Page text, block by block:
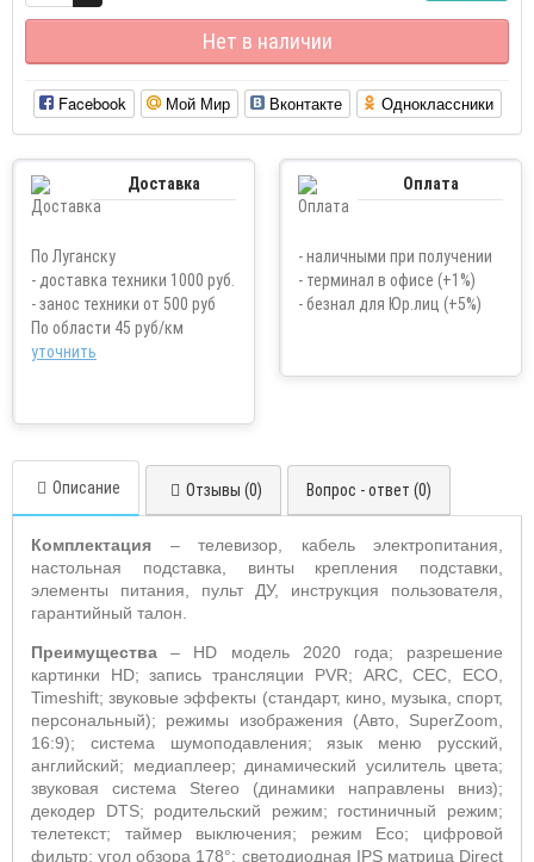
Нет в наличии
Facebook Мой Мир Вконтакте Одноклассники
Доставка
По Луганску
- доставка техники 1000 руб.
- занос техники от 500 руб
По области 45 руб/км
уточнить
Оплата
- наличными при получении
- терминал в офисе (+1%)
- безнал для Юр.лиц (+5%)
Описание Отзывы (0) Вопрос - ответ (0)
Комплектация – телевизор, кабель электропитания,
настольная подставка, винты крепления подставки,
элементы питания, пульт ДУ, инструкция пользователя,
гарантийный талон.
Преимущества– HD модель 2020 года; разрешение
картинки HD;запись трансляции PVR; ARC,CEC, ECO,
Timeshift; звуковые эффекты (стандарт, кино, музыка, спорт,
персональный); режимы изображения (Авто, SuperZoom,
16:9); система шумоподавления; язык меню русский,
английский; медиаплеер; динамический усилитель цвета;
звуковая система Stereo (динамики направлены вниз);
декодер DTS; родительский режим; гостиничный режим;
телетекст; таймер выключения; режим Eco; цифровой
фильтр; угол обзора 178°; светодиодная IPSматрица Direct